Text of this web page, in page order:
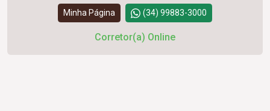
Minha Página (34) 99883-3000
Corretor(a) Online